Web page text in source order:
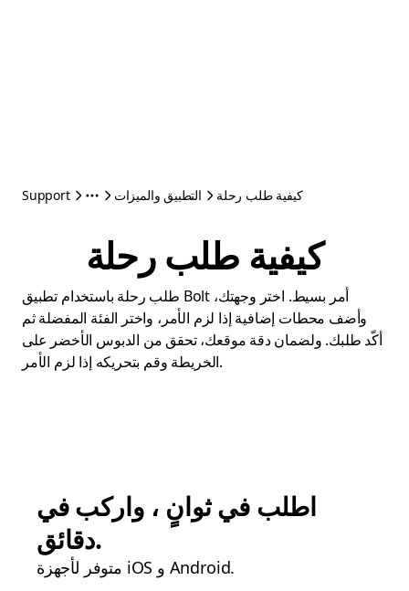
Support التطبيق والميزات كيفية طلب رحلة
كيفية طلب رحلة
طلب رحلة باستخدام تطبيق Bolt أمر بسيط. اختر وجهتك،
وأضف محطات إضافية إذا لزم الأمر، واختر الفئة المفضلة ثم
أكّد طلبك. ولضمان دقة موقعك، تحقق من الدبوس الأخضر على
الخريطة وقم بتحريكه إذا لزم الأمر.
اطلب في ثوانٍ ، واركب في
دقائق.
متوفر لأجهزة iOS و Android.